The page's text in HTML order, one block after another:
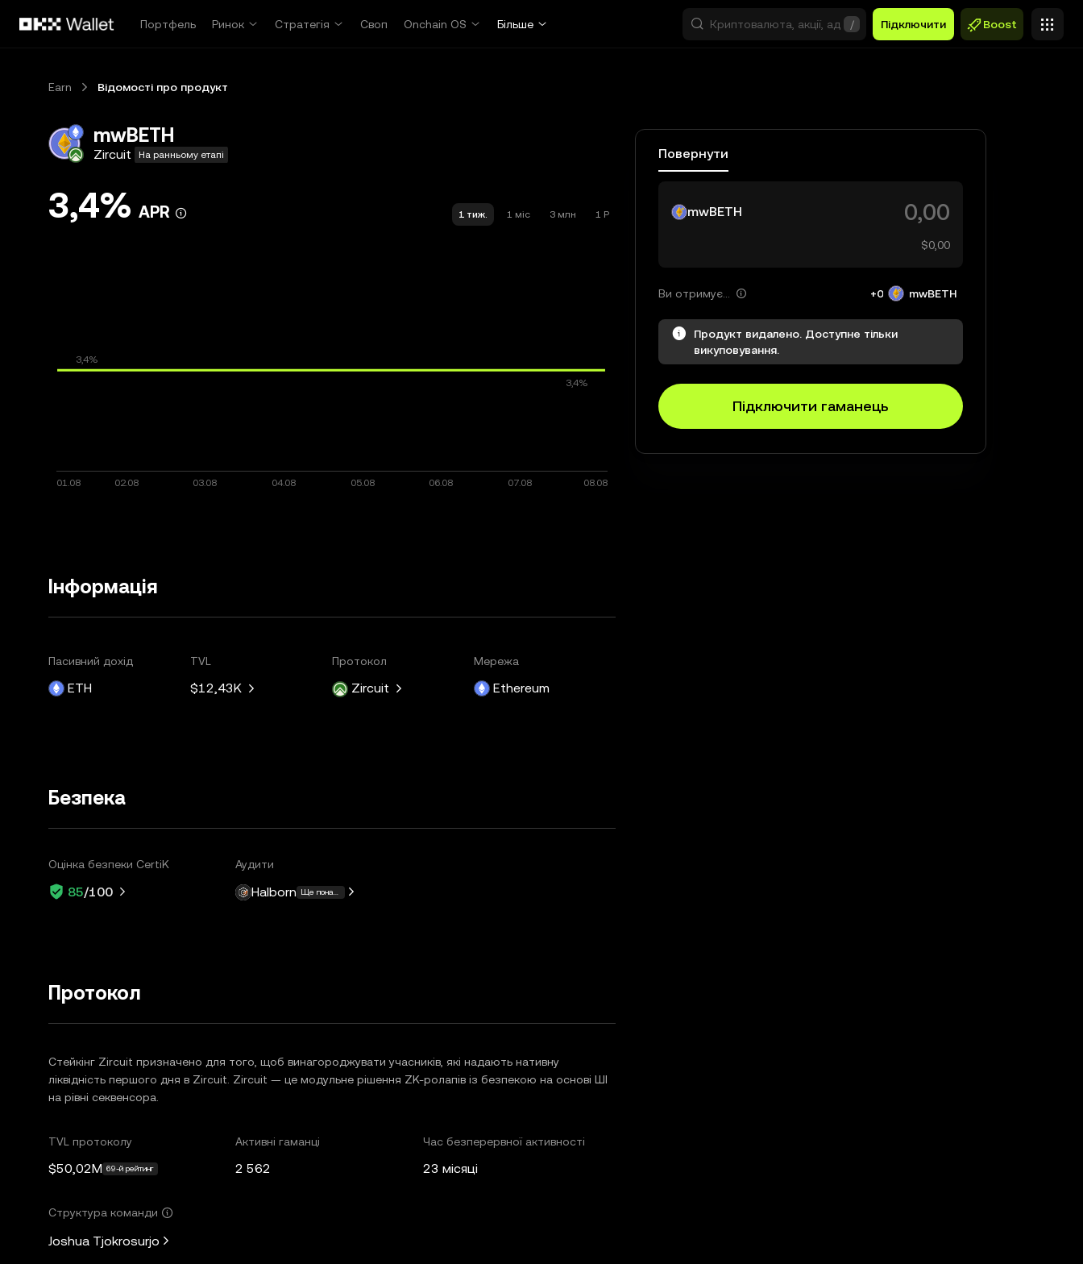
Портфель
Ринок Стратегія Своп Onchain OS Більше / Підключити Boost
Earn Відомості про продукт
mwBETH
Zircuit На ранньому етапі
3,4% APR 1 тиж. 1 міс 3 млн 1 Р
Інформація
Пасивний дохід
ETH
TVL
$12,43K
Протокол
Zircuit
Мережа
Ethereum
Безпека
Оцінка безпеки CertiK
85/100
Аудити
Halborn Ще понад 3
Протокол
Стейкінг Zircuit призначено для того, щоб винагороджувати учасників, які надають нативну
ліквідність першого дня в Zircuit. Zircuit — це модульне рішення ZK-ролапів із безпекою на основі ШІ
на рівні секвенсора.
TVL протоколу
$50,02M 69-й рейтинг
Активні гаманці
2 562
Час безперервної активності
23 місяці
Структура команди
Joshua Tjokrosurjo
Повернути
mwBETH
$0,00
+0 mwBETH
Продукт видалено. Доступне тільки
викуповування.
Підключити гаманець